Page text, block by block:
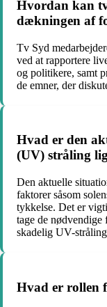
Hvordan kan
dækningen af
Tv Syd
ved at rapportere
og politikere, samt
de emner, der
Hvad er den
(UV) stråling
Den aktuelle
faktorer såsom
tykkelse. Det er
tage de nødvendige
skadelig UV-
Hvad er rollen